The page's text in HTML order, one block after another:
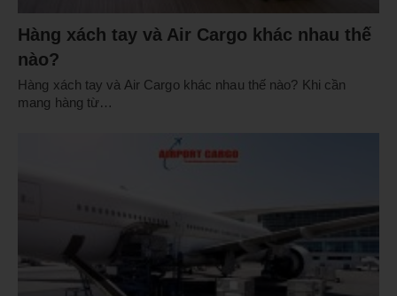
Hàng xách tay và Air Cargo khác nhau thế
nào?
Hàng xách tay và Air Cargo khác nhau thế nào? Khi cần
mang hàng từ…